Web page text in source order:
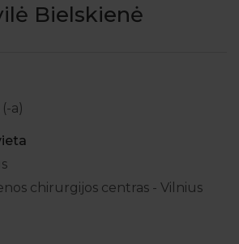
Bielskienė
a)
chirurgijos centras - Vilnius